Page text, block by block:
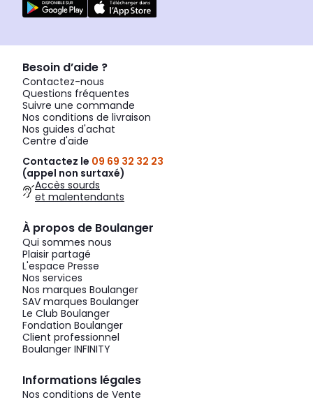
Besoin d’aide ?
Contactez-nous
Questions fréquentes
Suivre une commande
Nos conditions de livraison
Nos guides d'achat
Centre d'aide
Contactez le 09 69 32 32 23
(appel non surtaxé)
Accès sourds
et malentendants
À propos de Boulanger
Qui sommes nous
Plaisir partagé
L'espace Presse
Nos services
Nos marques Boulanger
SAV marques Boulanger
Le Club Boulanger
Fondation Boulanger
Client professionnel
Boulanger INFINITY
Informations légales
Nos conditions de Vente